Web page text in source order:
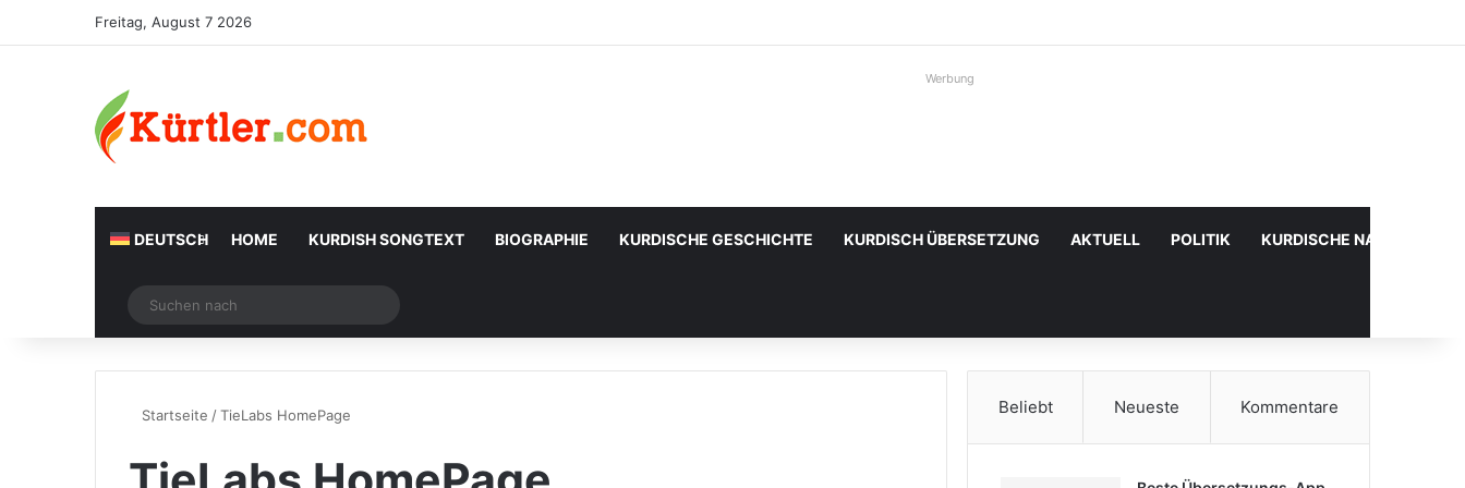
Freitag, August 7 2026
Werbung
DEUTSCH HOME KURDISH SONGTEXT BIOGRAPHIE KURDISCHE GESCHICHTE KURDISCH ÜBERSETZUNG AKTUELL POLITIK KURDISCHE
Zufälliger Artikel
nach
Startseite /TieLabs HomePage Beliebt Neueste Kommentare